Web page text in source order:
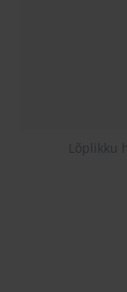
Lõplikku